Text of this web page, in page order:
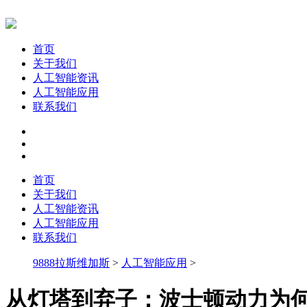
首页
关于我们
人工智能资讯
人工智能应用
联系我们
首页
关于我们
人工智能资讯
人工智能应用
联系我们
9888拉斯维加斯 > 人工智能应用 >
从灯塔到弃子：波士顿动力为